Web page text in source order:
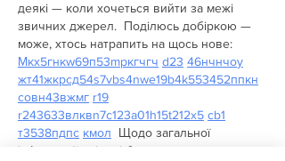
деякі — коли хочеться вийти за межі
звичних джерел.  Поділюсь добіркою —
може, хтось натрапить на щось нове:
Мкх5гнкw69п53mpкгчгч d23 46нчнчоу
жт41жкрсд54s7vbs4nwe19b4k553452ппкн
совн43вжмг r19
r243633влквn7c123a01h15t212x5 cb1
т3538пдпс кмол
  Щодо загальної
інформації — іноді буває корисно мати